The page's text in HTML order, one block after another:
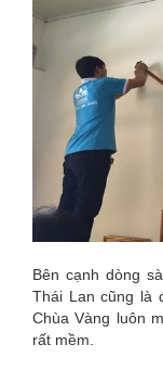
Bên cạnh dòng
Thái Lan cũng là
Chùa Vàng luôn
rất mềm.